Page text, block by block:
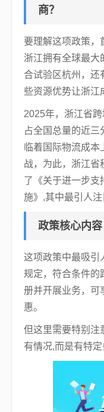
商？
要理解这项政策，
浙江拥有全球最大
合试验区杭州，还
些资源优势让浙江
2025年，浙江省
占全国总量的近三
临着国际物流成
战，为此，浙江省
了《关于进一步支
施》,其中最引人注
政策核心内容
这项政策中最吸引
规定，符合条件的
册并开展业务，可
惠。
但这里需要特别注
有情况,而是有特定